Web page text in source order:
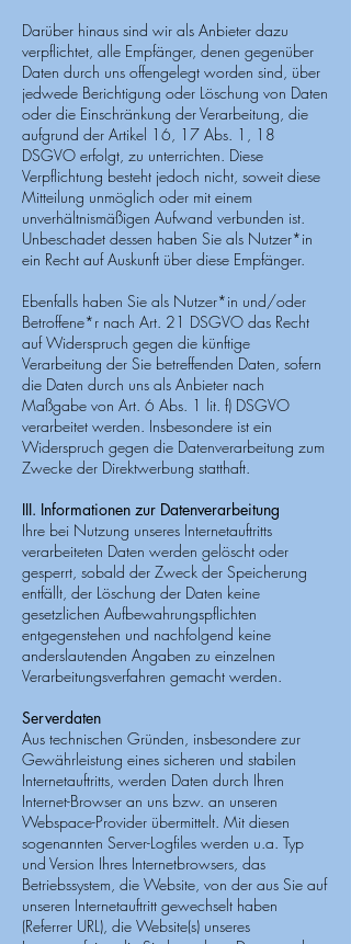
Darüber hinaus sind wir als Anbieter dazu
verpflichtet, alle Empfänger, denen gegenüber
Daten durch uns offengelegt worden sind, über
jedwede Berichtigung oder Löschung von Daten
oder die Einschränkung der Verarbeitung, die
aufgrund der Artikel 16, 17 Abs. 1, 18
DSGVO erfolgt, zu unterrichten. Diese
Verpflichtung besteht jedoch nicht, soweit diese
Mitteilung unmöglich oder mit einem
unverhältnismäßigen Aufwand verbunden ist.
Unbeschadet dessen haben Sie als Nutzer*in
ein Recht auf Auskunft über diese Empfänger.
Ebenfalls haben Sie als Nutzer*in und/oder
Betroffene*r nach Art. 21 DSGVO das Recht
auf Widerspruch gegen die künftige
Verarbeitung der Sie betreffenden Daten, sofern
die Daten durch uns als Anbieter nach
Maßgabe von Art. 6 Abs. 1 lit. f) DSGVO
verarbeitet werden. Insbesondere ist ein
Widerspruch gegen die Datenverarbeitung zum
Zwecke der Direktwerbung statthaft.
III. Informationen zur Datenverarbeitung
Ihre bei Nutzung unseres Internetauftritts
verarbeiteten Daten werden gelöscht oder
gesperrt, sobald der Zweck der Speicherung
entfällt, der Löschung der Daten keine
gesetzlichen Aufbewahrungspflichten
entgegenstehen und nachfolgend keine
anderslautenden Angaben zu einzelnen
Verarbeitungsverfahren gemacht werden.
Serverdaten
Aus technischen Gründen, insbesondere zur
Gewährleistung eines sicheren und stabilen
Internetauftritts, werden Daten durch Ihren
Internet-Browser an uns bzw. an unseren
Webspace-Provider übermittelt. Mit diesen
sogenannten Server-Logfiles werden u.a. Typ
und Version Ihres Internetbrowsers, das
Betriebssystem, die Website, von der aus Sie auf
unseren Internetauftritt gewechselt haben
(Referrer URL), die Website(s) unseres